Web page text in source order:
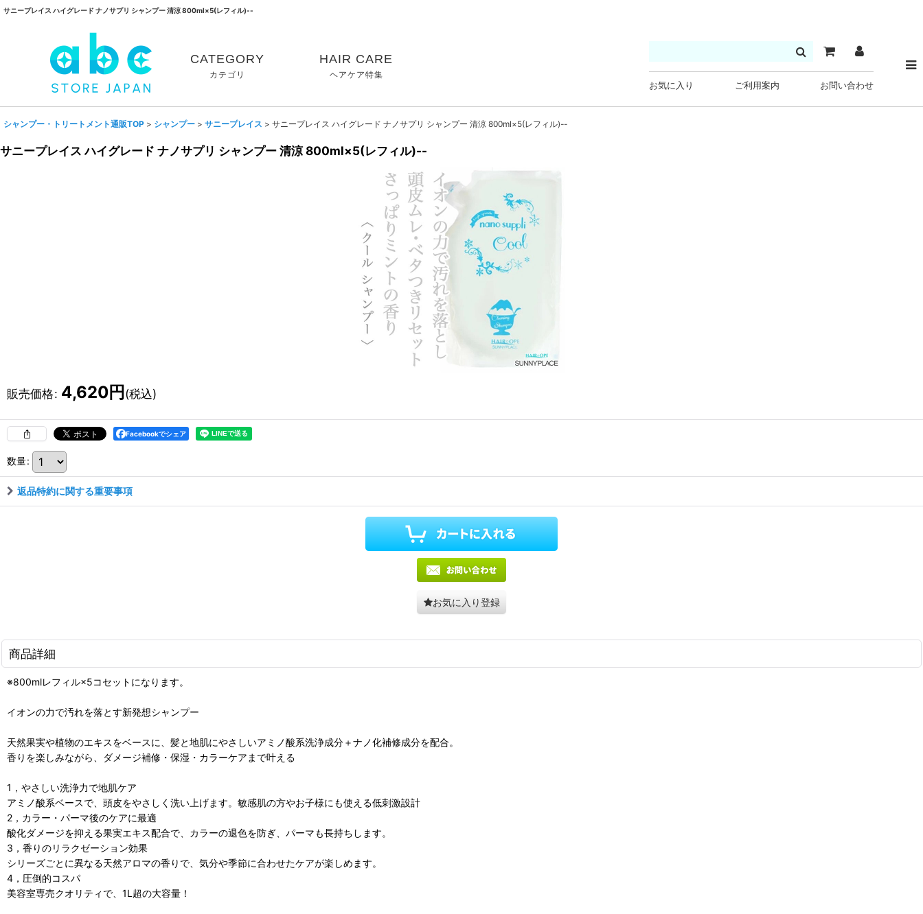
サニープレイス ハイグレード ナノサプリ シャンプー 清涼 800ml×5(レフィル)--
CATEGORY
カテゴリ
HAIR CARE
ヘアケア特集
お気に入り ご利用案内 お問い合わせ
シャンプー・トリートメント通販TOP > シャンプー > サニープレイス > サニープレイス ハイグレード ナノサプリ シャンプー 清涼 800ml×5(レフィル)--
サニープレイス ハイグレード ナノサプリ シャンプー 清涼 800ml×5(レフィル)--
販売価格: 4,620円 (税込)
Facebookでシェア
数量:
返品特約に関する重要事項
お気に入り登録
商品詳細
※800mlレフィル×5コセットになります。
イオンの力で汚れを落とす新発想シャンプー
天然果実や植物のエキスをベースに、髪と地肌にやさしいアミノ酸系洗浄成分＋ナノ化補修成分を配合。
香りを楽しみながら、ダメージ補修・保湿・カラーケアまで叶える
1，やさしい洗浄力で地肌ケア
アミノ酸系ベースで、頭皮をやさしく洗い上げます。敏感肌の方やお子様にも使える低刺激設計
2，カラー・パーマ後のケアに最適
酸化ダメージを抑える果実エキス配合で、カラーの退色を防ぎ、パーマも長持ちします。
3，香りのリラクゼーション効果
シリーズごとに異なる天然アロマの香りで、気分や季節に合わせたケアが楽しめます。
4，圧倒的コスパ
美容室専売クオリティで、1L超の大容量！